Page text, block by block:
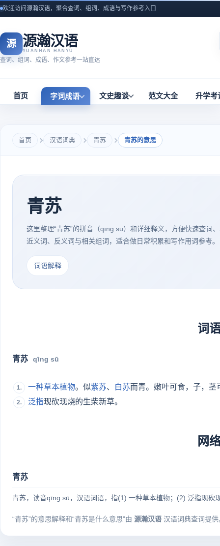
欢迎访问源瀚汉语，聚合查词、组词、成语与写作参考入口
源 源瀚汉语
YUANHAN HANYU
查词、组词、成语、作文参考一站直达
首页 字词成语 文史趣谈 范文大全 升学考
首页 汉语词典 青苏 青苏的意思
青苏
这里整理“青苏”的拼音（qīng sū）和详细释义，方便快速查词
近义词、反义词与相关组词，适合做日常积累和写作用词参考。
词语解释
词
青苏 qīng sū
1. 一种草本植物。似紫苏、 白苏而青。嫩叶可食，子，茎
2. 泛指现砍现烧的生柴新草。
网
青苏
青苏，读音qīng sū，汉语词语，指(1).一种草本植物；(2).泛指现砍
“青苏”的意思解释和“青苏是什么意思”由 源瀚汉语 汉语词典查词提供